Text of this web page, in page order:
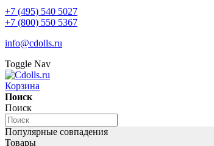
+7 (495) 540 5027
+7 (800) 550 5367
info@cdolls.ru
Toggle Nav
Корзина
Поиск
Поиск
Популярные совпадения
Товары